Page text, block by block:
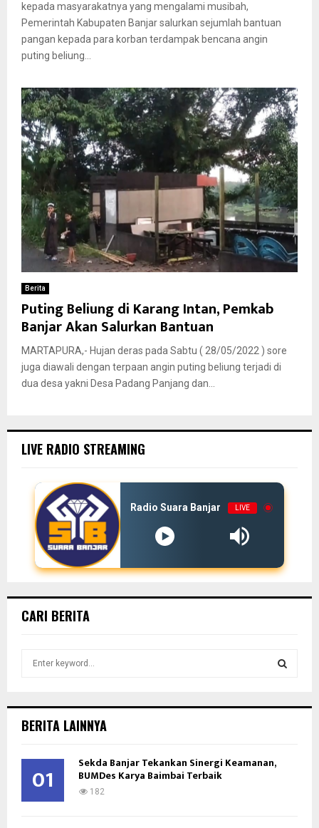
kepada masyarakatnya yang mengalami musibah,
Pemerintah Kabupaten Banjar salurkan sejumlah bantuan
pangan kepada para korban terdampak bencana angin
puting beliung...
Berita
Puting Beliung di Karang Intan, Pemkab
Banjar Akan Salurkan Bantuan
MARTAPURA,- Hujan deras pada Sabtu ( 28/05/2022 ) sore
juga diawali dengan terpaan angin puting beliung terjadi di
dua desa yakni Desa Padang Panjang dan...
LIVE RADIO STREAMING
Radio Suara Banjar LIVE
CARI BERITA
h
o
BERITA LAINNYA
01 Sekda Banjar Tekankan Sinergi Keamanan,
BUMDes Karya Baimbai Terbaik
182